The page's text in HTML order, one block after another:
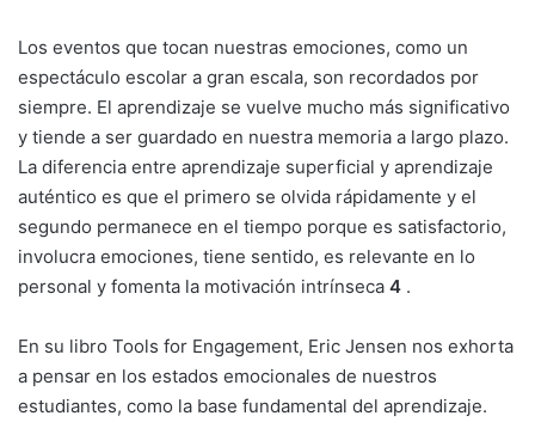
Los eventos que tocan nuestras emociones, como un
espectáculo escolar a gran escala, son recordados por
siempre. El aprendizaje se vuelve mucho más significativo
y tiende a ser guardado en nuestra memoria a largo plazo.
La diferencia entre aprendizaje superficial y aprendizaje
auténtico es que el primero se olvida rápidamente y el
segundo permanece en el tiempo porque es satisfactorio,
involucra emociones, tiene sentido, es relevante en lo
personal y fomenta la motivación intrínseca 4 .
En su libro Tools for Engagement, Eric Jensen nos exhorta
a pensar en los estados emocionales de nuestros
estudiantes, como la base fundamental del aprendizaje.